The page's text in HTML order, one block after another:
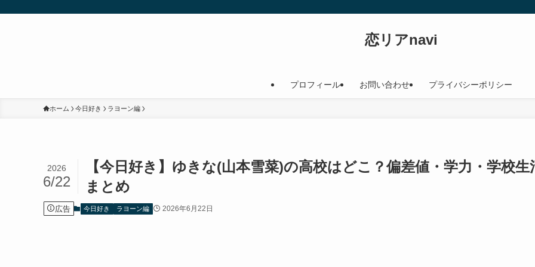
恋リアnavi
プロフィール お問い合わせ プライバシーポリシー
ホーム 今日好き ラヨーン編
【今日好き】ゆきな(山本雪菜)の高校はどこ？偏差値・学力・学校生
まとめ
2026
6/22
広告 今日好き ラヨーン編 2026年6月22日